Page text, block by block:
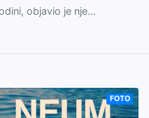
objavio je nje...
FOTO